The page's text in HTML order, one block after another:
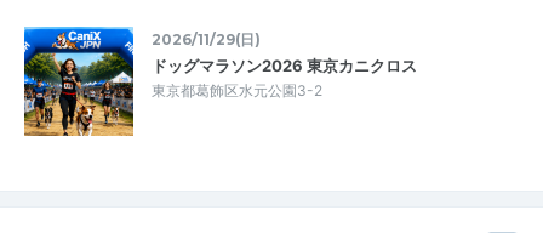
2026/11/29(日)
ドッグマラソン2026 東京カニクロス
東京都葛飾区水元公園3-2